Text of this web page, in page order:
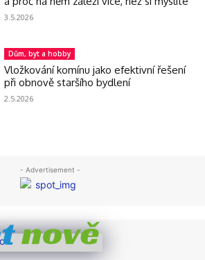
3.5.2026
Dům, byt a hobby
Vložkování komínu jako efektivní řešení
při obnově staršího bydlení
2.5.2026
- Advertisement -
nově